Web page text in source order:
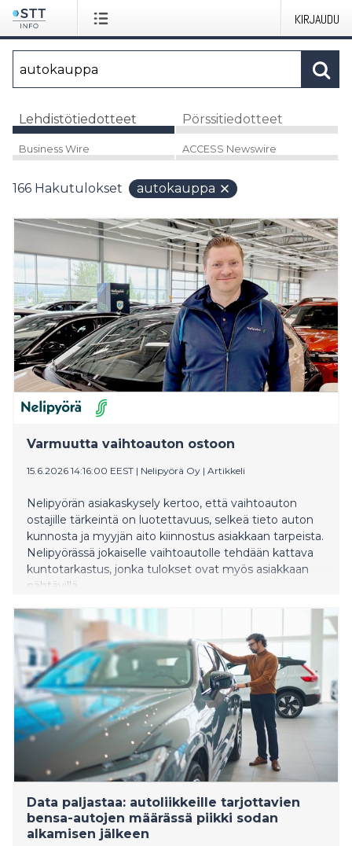
KIRJAUDU
Lehdistötiedotteet Pörssitiedotteet
Business Wire ACCESS Newswire
166 Hakutulokset autokauppa
Varmuutta vaihtoauton ostoon
15.6.2026 14:16:00 EEST | Nelipyörä Oy | Artikkeli
Nelipyörän asiakaskysely kertoo, että vaihtoauton
ostajille tärkeintä on luotettavuus, selkeä tieto auton
kunnosta ja myyjän aito kiinnostus asiakkaan tarpeista.
Nelipyörässä jokaiselle vaihtoautolle tehdään kattava
kuntotarkastus, jonka tulokset ovat myös asiakkaan
nähtävillä.
Data paljastaa: autoliikkeille tarjottavien
bensa-autojen määrässä piikki sodan
alkamisen jälkeen